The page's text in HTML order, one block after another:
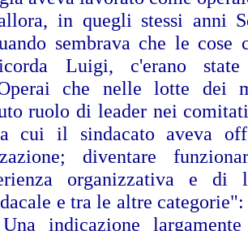
in quegli stessi anni
sembrava che le cose
Luigi, c'erano
che nelle lotte dei
ruolo di leader nei
a cui il sindacato aveva
diventare
organizzativa e di
e tra le altre categorie":
indicazione